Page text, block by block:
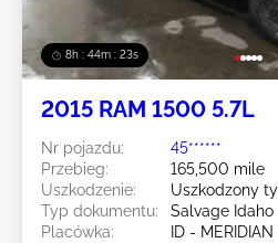
8h : 44m : 20s
2015 RAM 1500 5.7L
Nr pojazdu:
45******
Przebieg:
165,500 mile
Uszkodzenie:
Uszkodzony
Typ dokumentu:
Salvage Idaho
Placówka:
ID - MERIDIAN